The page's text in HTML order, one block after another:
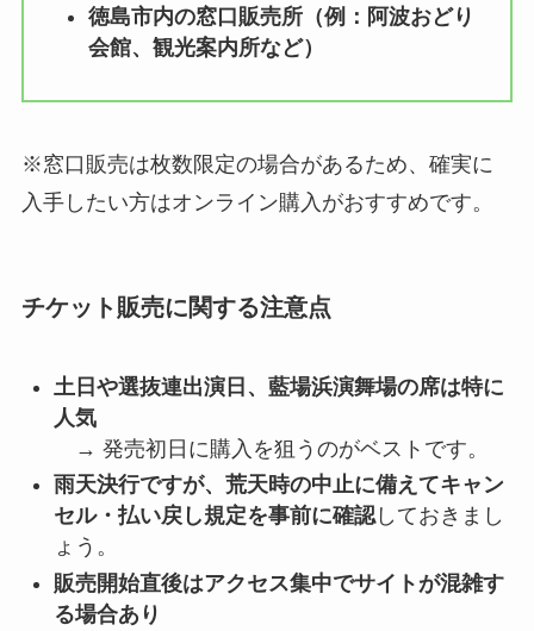
徳島市内の窓口販売所（例：阿波おどり
会館、観光案内所など）
※窓口販売は枚数限定の場合があるため、確実に
入手したい方はオンライン購入がおすすめです。
チケット販売に関する注意点
土日や選抜連出演日、藍場浜演舞場の席は特に
人気
→ 発売初日に購入を狙うのがベストです。
雨天決行ですが、荒天時の中止に備えてキャン
セル・払い戻し規定を事前に確認しておきまし
ょう。
販売開始直後はアクセス集中でサイトが混雑す
る場合あり